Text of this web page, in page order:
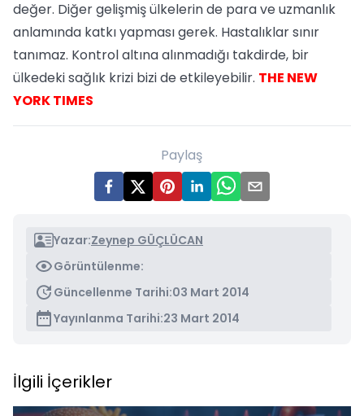
değer. Diğer gelişmiş ülkelerin de para ve uzmanlık
anlamında katkı yapması gerek. Hastalıklar sınır
tanımaz. Kontrol altına alınmadığı takdirde, bir
ülkedeki sağlık krizi bizi de etkileyebilir. THE NEW
YORK TIMES
Paylaş
Yazar:Zeynep GÜÇLÜCAN
Görüntülenme:
Güncellenme Tarihi:03 Mart 2014
Yayınlanma Tarihi:23 Mart 2014
İlgili İçerikler